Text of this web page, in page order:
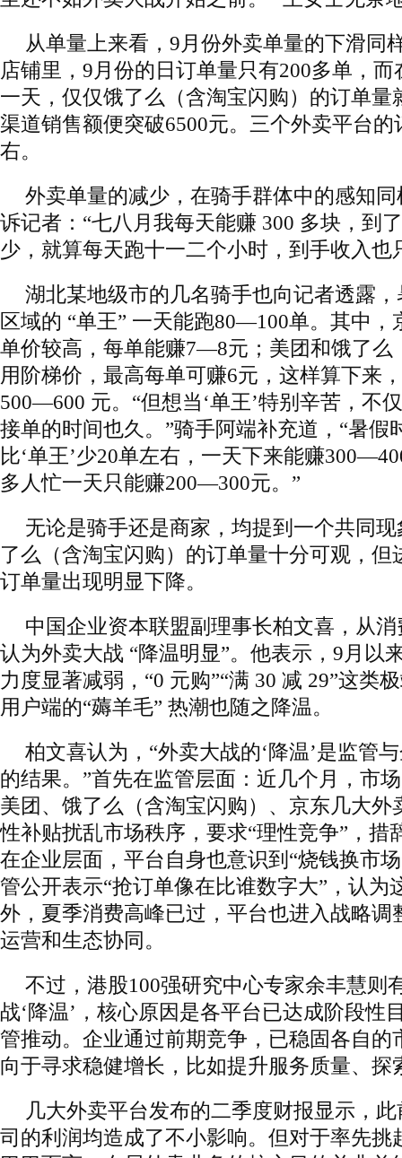
从单量上来看，9月份外卖单量的下滑同
店铺里，9月份的日订单量只有200多单，
一天，仅仅饿了么（含淘宝闪购）的订单量
渠道销售额便突破6500元。三个外卖平台的
右。
外卖单量的减少，在骑手群体中的感知
诉记者：“七八月我每天能赚 300 多块，到
少，就算每天跑十一二个小时，到手收入也
湖北某地级市的几名骑手也向记者透露
区域的 “单王” 一天能跑80—100单。其中，
单价较高，每单能赚7—8元；美团和饿了么
用阶梯价，最高每单可赚6元，这样算下来
500—600 元。“但想当‘单王’特别辛苦，不
接单的时间也久。”骑手阿端补充道，“暑假
比‘单王’少20单左右，一天下来能赚
多人忙一天只能赚200—300元。”
无论是骑手还是商家，均提到一个共同
了么（含淘宝闪购）的订单量十分可观，但
订单量出现明显下降。
中国企业资本联盟副理事长柏文喜，从
认为外卖大战 “降温明显”。他表示，9月以
力度显著减弱，“0 元购”“满 30 减 29”这类
用户端的“薅羊毛” 热潮也随之降温。
柏文喜认为，“外卖大战的‘降温’是监管
的结果。”首先在监管层面：近几个月，市
美团、饿了么（含淘宝闪购）、京东几大外
性补贴扰乱市场秩序，要求“理性竞争”，措
在企业层面，平台自身也意识到“烧钱换市
管公开表示“抢订单像在比谁数字大”，认为
外，夏季消费高峰已过，平台也进入战略调
运营和生态协同。
不过，港股100强研究中心专家余丰慧则
战‘降温’，核心原因是各平台已达成阶段性
管推动。企业通过前期竞争，已稳固各自的
向于寻求稳健增长，比如提升服务质量、探
几大外卖平台发布的二季度财报显示，
司的利润均造成了不小影响。但对于率先挑